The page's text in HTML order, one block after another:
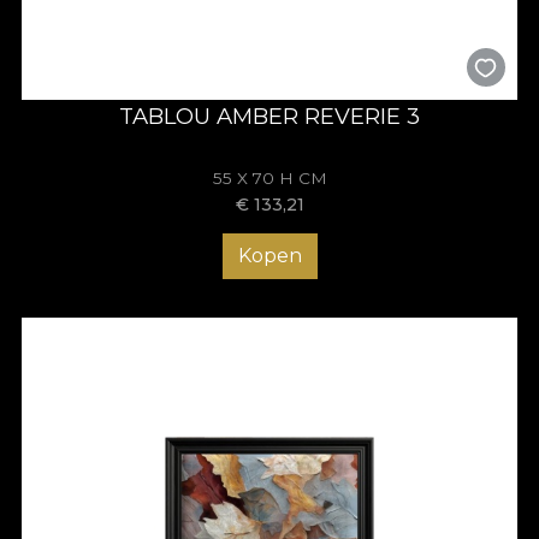
TABLOU AMBER REVERIE 3
55 X 70 H CM
€ 133,21
Kopen